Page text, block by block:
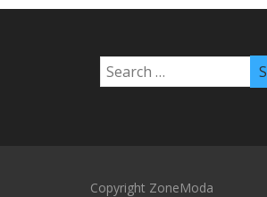
Copyright ZoneModa